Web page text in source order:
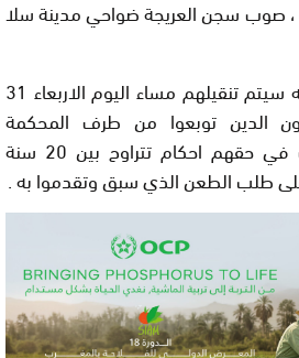
، صوب سجن العريجة ضواحي مدينة سلا
حيث اخبر المعتقلون انه سيتم تنقيلهم مساء اليوم الاربعاء 31
الدين توبعوا من طرف المحكمة
العسكرية بالرباط وصدرت في حقهم احكام تتراوح بين 20 سنة
طلب الطعن الذي سبق وتقدموا به .